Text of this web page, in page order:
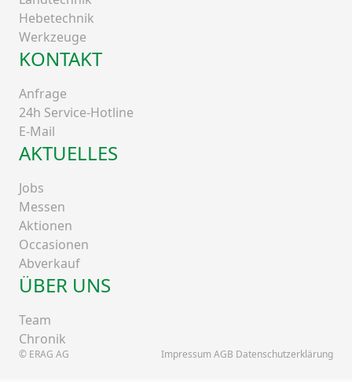
Hebetechnik
Werkzeuge
KONTAKT
Anfrage
24h Service-Hotline
E-Mail
AKTUELLES
Jobs
Messen
Aktionen
Occasionen
Abverkauf
ÜBER UNS
Team
Chronik
© ERAG AG Impressum AGB Datenschutzerklärung